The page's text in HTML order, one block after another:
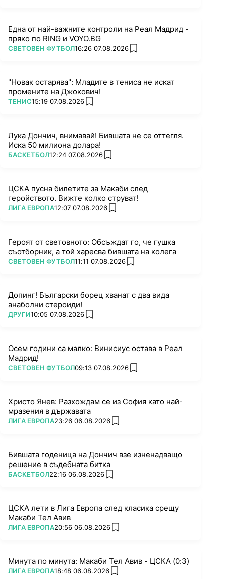
Една от най-важните контроли на Реал Мадрид -
пряко по RING и VOYO.BG
ПОВЕЧЕ ОТ
СВЕТОВЕН ФУТБОЛ16:26 07.08.2026 add favorites
"Новак остарява": Младите в тениса не искат
промените на Джокович!
ПОВЕЧЕ ОТ
ТЕНИС15:19 07.08.2026 add favorites
Лука Дончич, внимавай! Бившата не се оттегля.
Иска 50 милиона долара!
ПОВЕЧЕ ОТ
БАСКЕТБОЛ12:24 07.08.2026 add favorites
ЦСКА пусна билетите за Макаби след
геройството. Вижте колко струват!
ПОВЕЧЕ ОТ
ЛИГА ЕВРОПА12:07 07.08.2026 add favorites
Героят от световното: Обсъждат го, че гушка
съотборник, а той харесва бившата на колега
ПОВЕЧЕ ОТ
СВЕТОВЕН ФУТБОЛ11:11 07.08.2026 add favorites
Допинг! Български борец хванат с два вида
анаболни стероиди!
ПОВЕЧЕ ОТ
ДРУГИ10:05 07.08.2026 add favorites
Осем години са малко: Винисиус остава в Реал
Мадрид!
ПОВЕЧЕ ОТ
СВЕТОВЕН ФУТБОЛ09:13 07.08.2026 add favorites
Христо Янев: Разхождам се из София като най-
мразения в държавата
ПОВЕЧЕ ОТ
ЛИГА ЕВРОПА23:26 06.08.2026 add favorites
Бившата годеница на Дончич взе изненадващо
решение в съдебната битка
ПОВЕЧЕ ОТ
БАСКЕТБОЛ22:16 06.08.2026 add favorites
ЦСКА лети в Лига Европа след класика срещу
Макаби Тел Авив
ПОВЕЧЕ ОТ
ЛИГА ЕВРОПА20:56 06.08.2026 add favorites
Минута по минута: Макаби Тел Авив - ЦСКА (0:3)
ПОВЕЧЕ ОТ
ЛИГА ЕВРОПА18:48 06.08.2026 add favorites